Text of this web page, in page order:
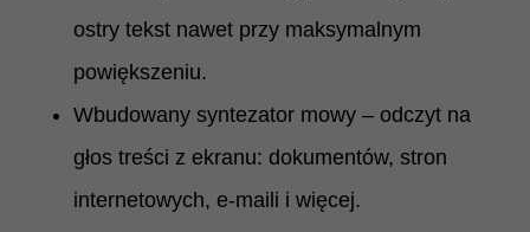
ostry tekst nawet przy maksymalnym
powiększeniu.
Wbudowany syntezator mowy – odczyt na
głos treści z ekranu: dokumentów, stron
internetowych, e-maili i więcej.